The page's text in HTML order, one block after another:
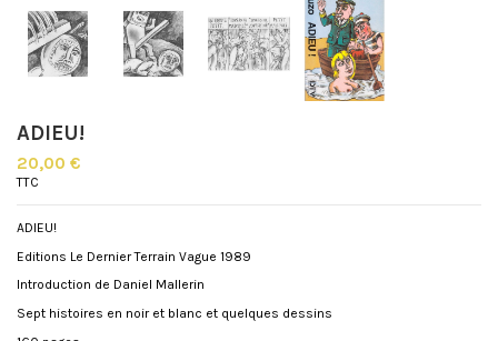
ADIEU!
20,00 €
TTC
ADIEU!
Editions Le Dernier Terrain Vague 1989
Introduction de Daniel Mallerin
Sept histoires en noir et blanc et quelques dessins